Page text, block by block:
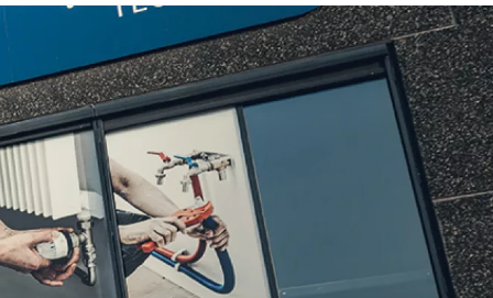
Commandé avant 17 heures,
livré le lendemain
Commander dans l'E-
shop
technics
Profitez dès aujourd'hui de
notre service professionnel
Devenez client
Magasins dans votre région